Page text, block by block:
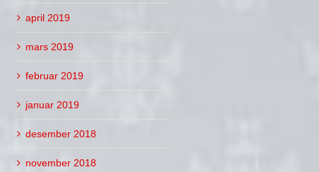
april 2019
mars 2019
februar 2019
januar 2019
desember 2018
november 2018